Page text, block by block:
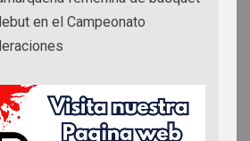
en el Campeonato